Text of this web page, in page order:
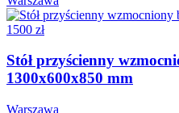
1500 zł
Stół przyścienny
1300x600x850 mm
Warszawa